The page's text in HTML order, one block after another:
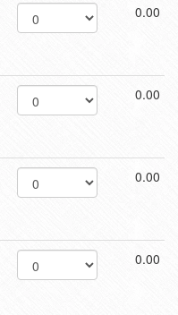
0.00
0.00
0.00
0.00